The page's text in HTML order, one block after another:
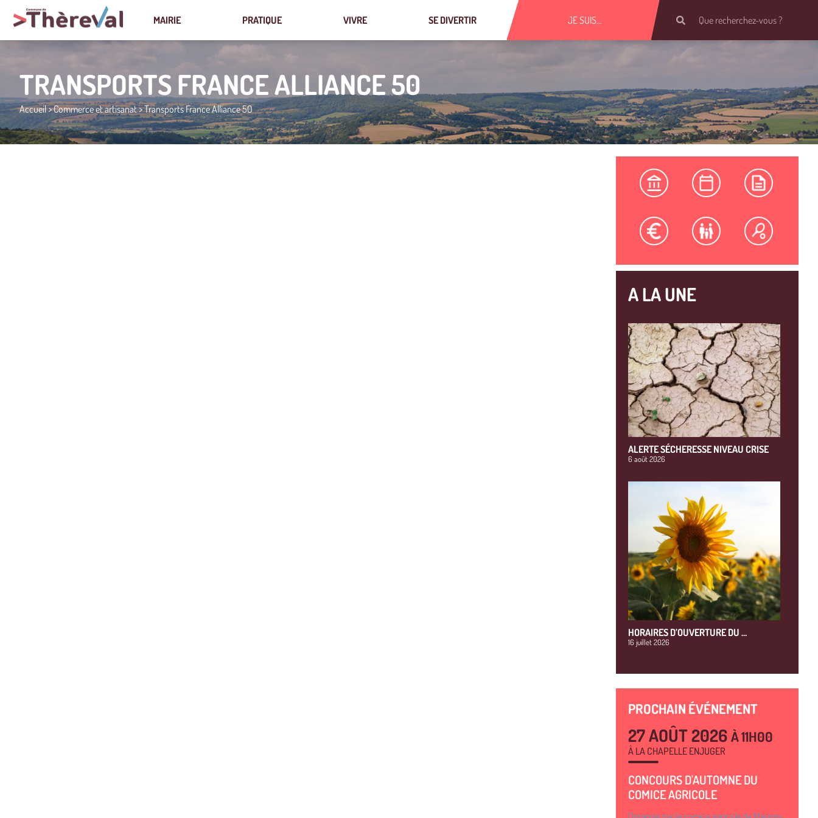
MAIRIE PRATIQUE VIVRE SE DIVERTIR JE SUIS…
TRANSPORTS FRANCE ALLIANCE 50
Accueil>Commerce et artisanat>Transports France Alliance 50
A LA UNE
ALERTE SÉCHERESSE NIVEAU CRISE
6 août 2026
HORAIRES D’OUVERTURE DU …
16 juillet 2026
PROCHAIN ÉVÉNEMENT
27 AOÛT 2026 À 11H00
À LA CHAPELLE ENJUGER
CONCOURS D'AUTOMNE DU
COMICE AGRICOLE